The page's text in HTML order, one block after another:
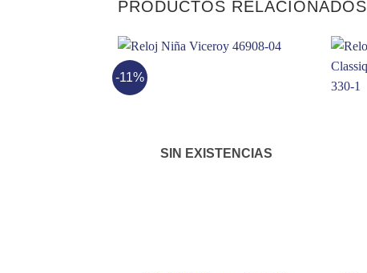
PRODUCTOS RELACIONADOS
-11%
SIN EXISTENCIAS